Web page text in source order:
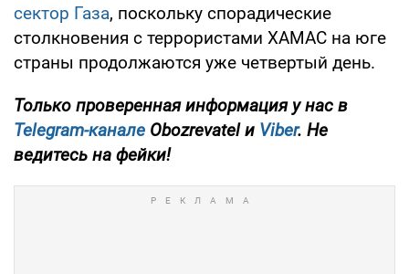
сектор Газа, поскольку спорадические
столкновения с террористами ХАМАС на юге
страны продолжаются уже четвертый день.
Только проверенная информация у нас в
Telegram-канале Obozrevatel и Viber. Не
ведитесь на фейки!